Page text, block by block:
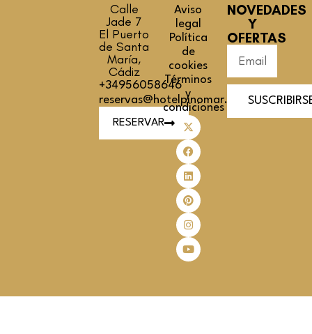
Calle
Jade 7
El Puerto
de Santa
María,
Cádiz
+34956058646
reservas@hotelpinomar.com
RESERVAR
Aviso
legal
Política
de
cookies
Términos
y
condiciones
NOVEDADES
Y
OFERTAS